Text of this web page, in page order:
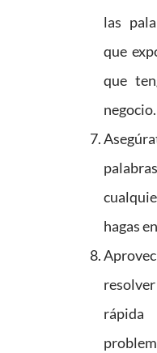
las
que
que
negocio.
hagas